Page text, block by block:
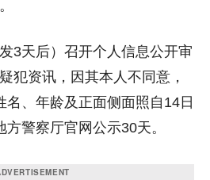
3天后）召开个人信息公开审
犯资讯，因其本人不同意，
名、年龄及正面侧面照自14日
警察厅官网公示30天。